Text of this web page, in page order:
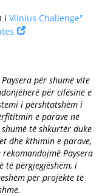
i Vilnius Challenge"
për shumë vite
për cilësinë e
i përshtatshëm i
e parave në
të shkurtër duke
dhe kthimin e parave,
Paysera
të përgjegjëshëm, i
për projekte të